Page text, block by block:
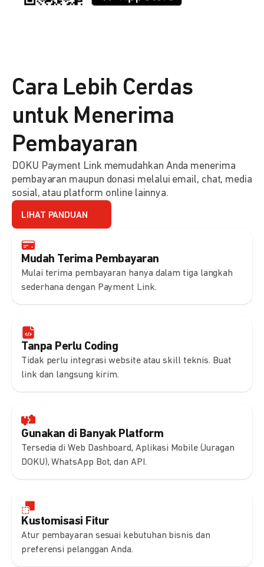
Mudah Terima Pembayaran
Mulai terima pembayaran hanya dalam tiga langkah
sederhana dengan Payment Link.
Tanpa Perlu Coding
Tidak perlu integrasi website atau skill teknis. Buat
link dan langsung kirim.
Gunakan di Banyak Platform
Tersedia di Web Dashboard, Aplikasi Mobile (Juragan
DOKU), WhatsApp Bot, dan API.
Kustomisasi Fitur
Atur pembayaran sesuai kebutuhan bisnis dan
preferensi pelanggan Anda.
Cara Lebih Cerdas
untuk Menerima
Pembayaran
DOKU Payment Link memudahkan Anda menerima
pembayaran maupun donasi melalui email, chat, media
sosial, atau platform online lainnya.
LIHAT PANDUAN